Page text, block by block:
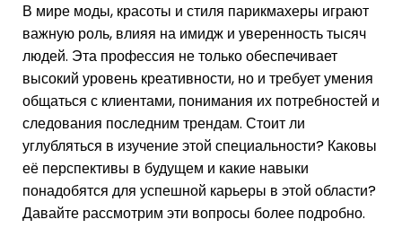
В мире моды, красоты и стиля парикмахеры играют
важную роль, влияя на имидж и уверенность тысяч
людей. Эта профессия не только обеспечивает
высокий уровень креативности, но и требует умения
общаться с клиентами, понимания их потребностей и
следования последним трендам. Стоит ли
углубляться в изучение этой специальности? Каковы
её перспективы в будущем и какие навыки
понадобятся для успешной карьеры в этой области?
Давайте рассмотрим эти вопросы более подробно.